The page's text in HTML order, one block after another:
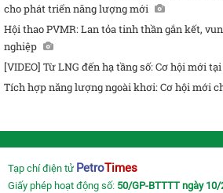
cho phát triển năng lượng mới
Hội thao PVMR: Lan tỏa tinh thần gắn kết,
nghiệp
[VIDEO] Từ LNG đến hạ tầng số: Cơ hội mới
Tích hợp năng lượng ngoài khơi: Cơ hội mới
Tạp chí điện tử PetroTimes
Giấy phép hoạt động số: 50/GP-BTTTT ngày